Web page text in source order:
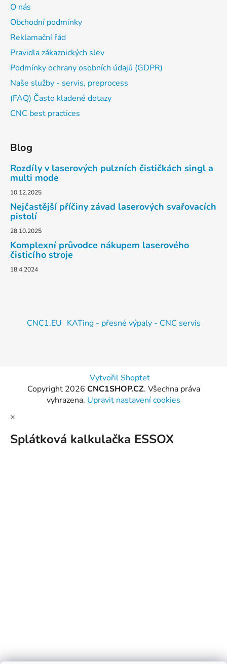
O nás
Obchodní podmínky
Reklamační řád
Pravidla zákaznických slev
Podmínky ochrany osobních údajů (GDPR)
Naše služby - servis, preprocess
(FAQ) Často kladené dotazy
CNC best practices
Blog
Rozdíly v laserových pulzních čističkách singl a
multi mode
10.12.2025
Nejčastější příčiny závad laserových svařovacích
pistolí
28.10.2025
Komplexní průvodce nákupem laserového
čisticího stroje
18.4.2024
CNC1.EU KATing - přesné výpaly - CNC servis
Vytvořil Shoptet
Copyright 2026 CNC1SHOP.CZ. Všechna práva
vyhrazena. Upravit nastavení cookies
×
Splátková kalkulačka ESSOX